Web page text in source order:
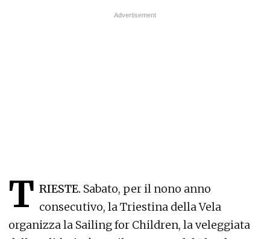
T RIESTE. Sabato, per il nono anno
consecutivo, la Triestina della Vela
organizza la Sailing for Children, la veleggiata